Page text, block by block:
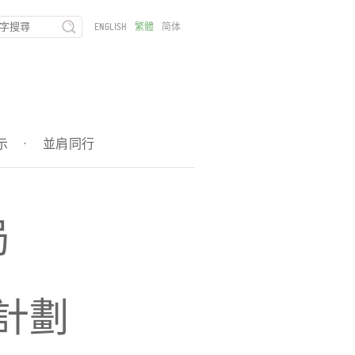
· 並肩同行
ENGLISH 繁體 简体
劃